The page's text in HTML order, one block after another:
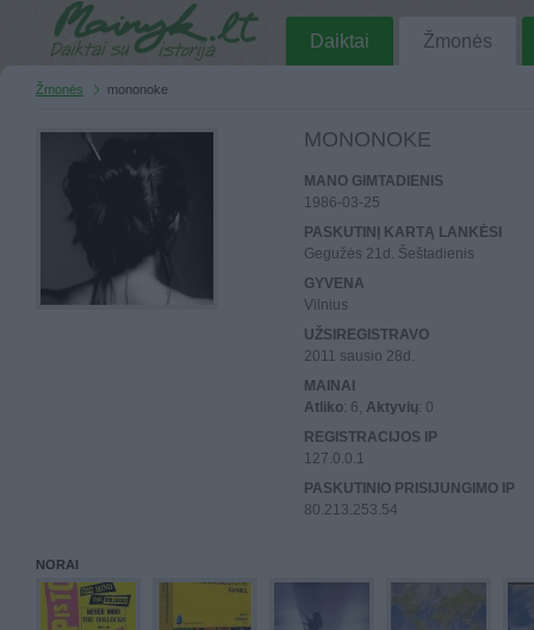
Daiktai Žmonės
Žmonės mononoke
MONONOKE
MANO GIMTADIENIS
1986-03-25
PASKUTINĮ KARTĄ LANKĖSI
Gegužės 21d. Šeštadienis
GYVENA
Vilnius
UŽSIREGISTRAVO
2011 sausio 28d.
MAINAI
Atliko: 6, Aktyvių: 0
REGISTRACIJOS IP
127.0.0.1
PASKUTINIO PRISIJUNGIMO IP
80.213.253.54
NORAI